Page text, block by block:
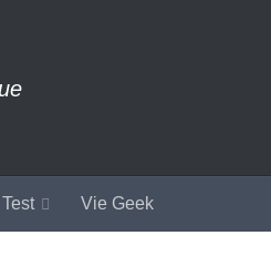
Test Vie Geek